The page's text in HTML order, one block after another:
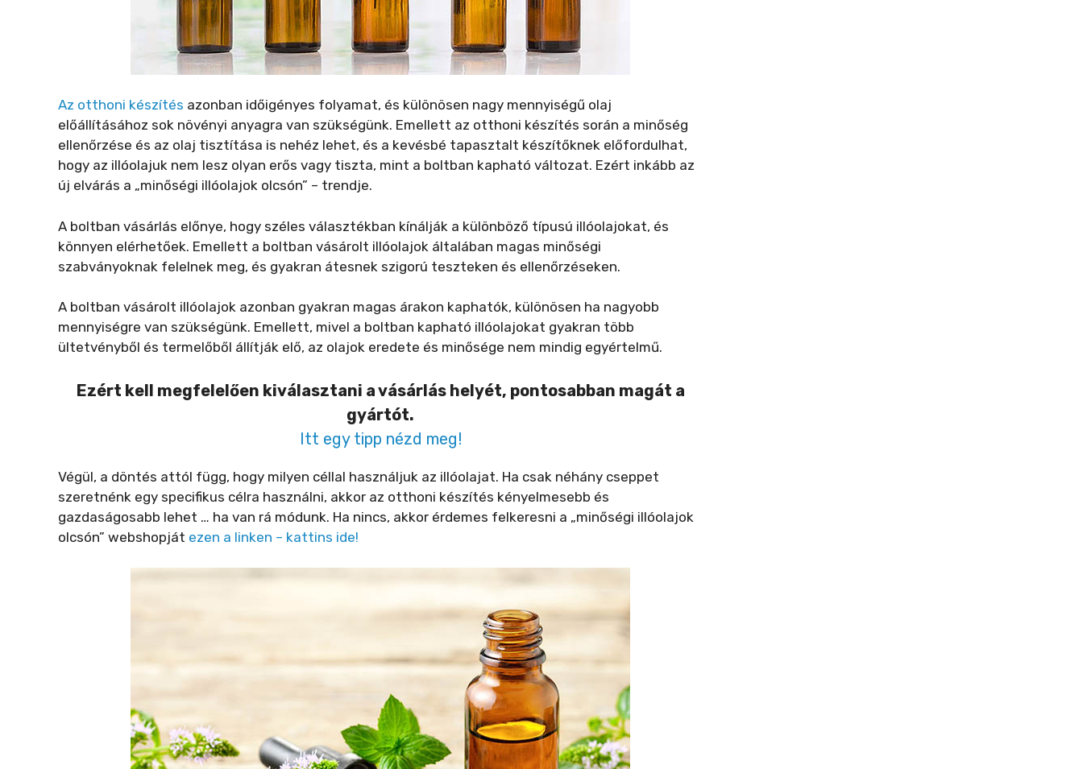
Az otthoni készítés azonban időigényes folyamat, és különösen nagy mennyiségű olaj
előállításához sok növényi anyagra van szükségünk. Emellett az otthoni készítés során a minőség
ellenőrzése és az olaj tisztítása is nehéz lehet, és a kevésbé tapasztalt készítőknek előfordulhat,
hogy az illóolajuk nem lesz olyan erős vagy tiszta, mint a boltban kapható változat. Ezért inkább az
új elvárás a „minőségi illóolajok olcsón” – trendje.
A boltban vásárlás előnye, hogy széles választékban kínálják a különböző típusú illóolajokat, és
könnyen elérhetőek. Emellett a boltban vásárolt illóolajok általában magas minőségi
szabványoknak felelnek meg, és gyakran átesnek szigorú teszteken és ellenőrzéseken.
A boltban vásárolt illóolajok azonban gyakran magas árakon kaphatók, különösen ha nagyobb
mennyiségre van szükségünk. Emellett, mivel a boltban kapható illóolajokat gyakran több
ültetvényből és termelőből állítják elő, az olajok eredete és minősége nem mindig egyértelmű.
Ezért kell megfelelően kiválasztani a vásárlás helyét, pontosabban magát a
gyártót.
Itt egy tipp nézd meg!
Végül, a döntés attól függ, hogy milyen céllal használjuk az illóolajat. Ha csak néhány cseppet
szeretnénk egy specifikus célra használni, akkor az otthoni készítés kényelmesebb és
gazdaságosabb lehet … ha van rá módunk. Ha nincs, akkor érdemes felkeresni a „minőségi illóolajok
olcsón” webshopját ezen a linken – kattins ide!